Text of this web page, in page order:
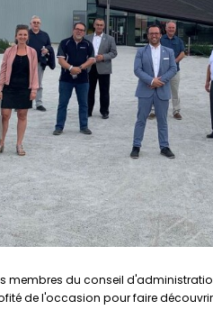
membres du conseil
de l'occasion pour faire